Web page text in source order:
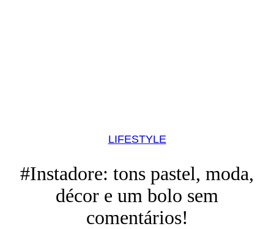
LIFESTYLE
#Instadore: tons pastel, moda,
décor e um bolo sem
comentários!